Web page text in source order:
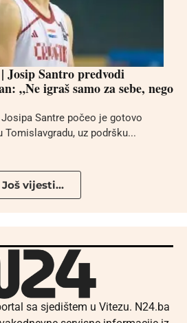
Josip Santro predvodi
„Ne igraš samo za sebe, nego
Santre počeo je gotovo
uz podršku...
Još vijesti...
sa sjedištem u Vitezu. N24.ba